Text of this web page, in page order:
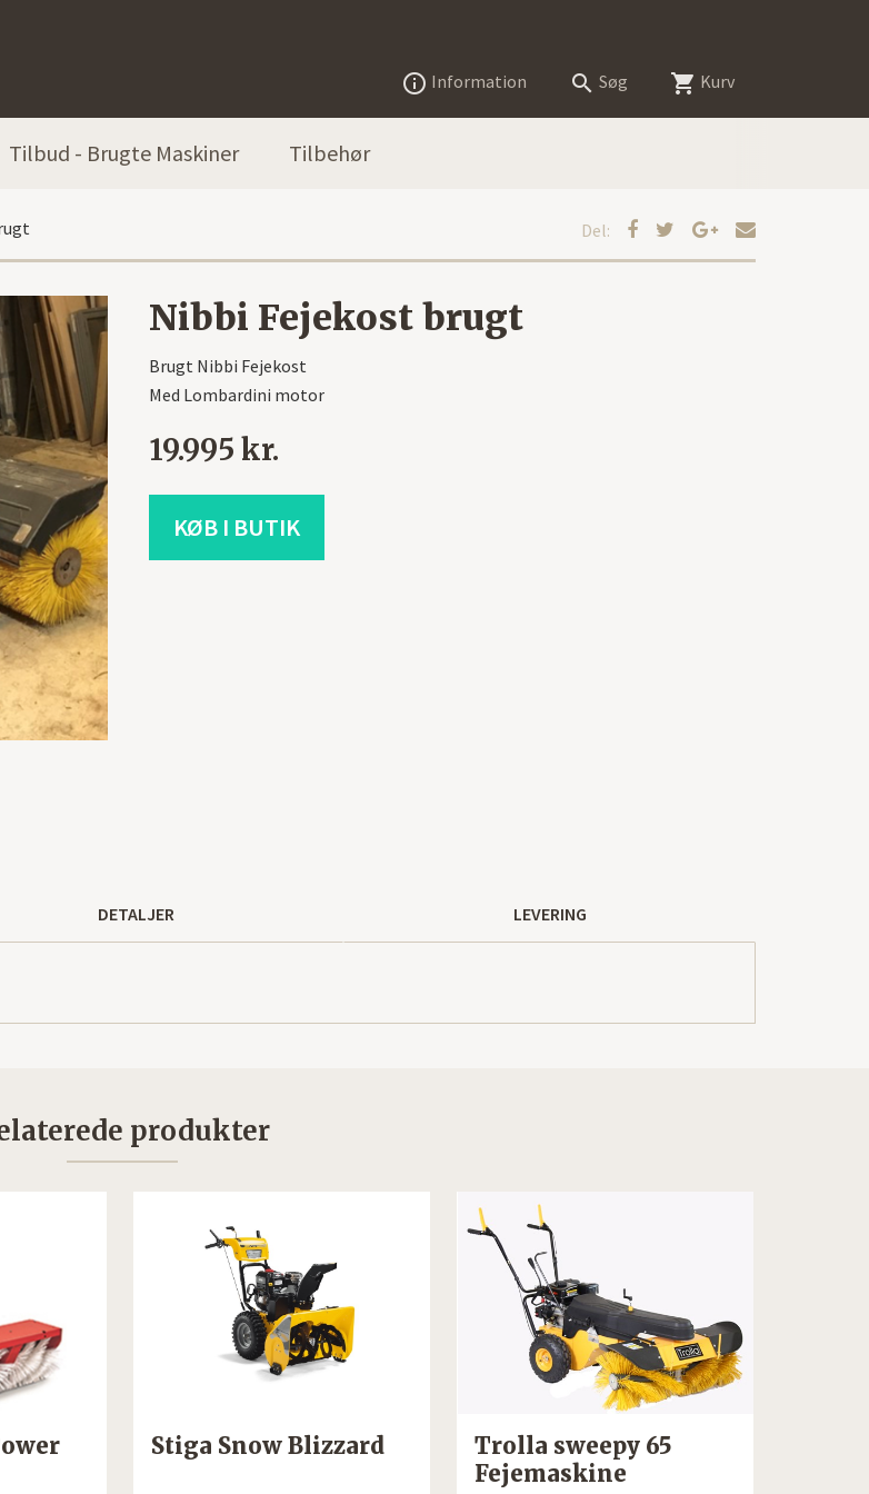
 Information  Søg  Kurv
Tilbud - Brugte Maskiner Tilbehør
Del:
Nibbi Fejekost brugt
Brugt Nibbi Fejekost
Med Lombardini motor
19.995 kr.
KØB I BUTIK
DETALJER LEVERING
produkter
Stiga Snow Blizzard
Trolla sweepy 65
Fejemaskine